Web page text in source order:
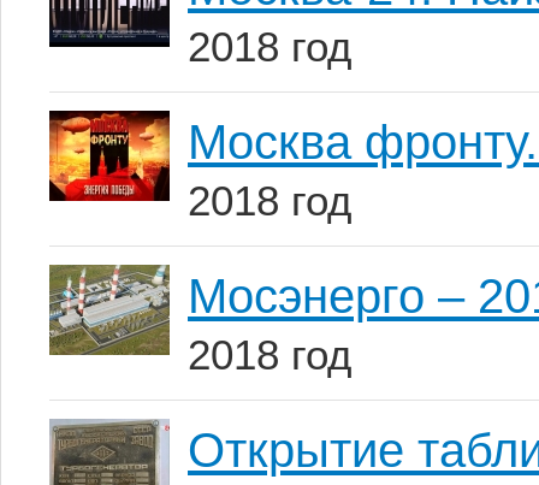
2018 год
Москва
2018 год
Мосэнерго –
2018 год
Открытие